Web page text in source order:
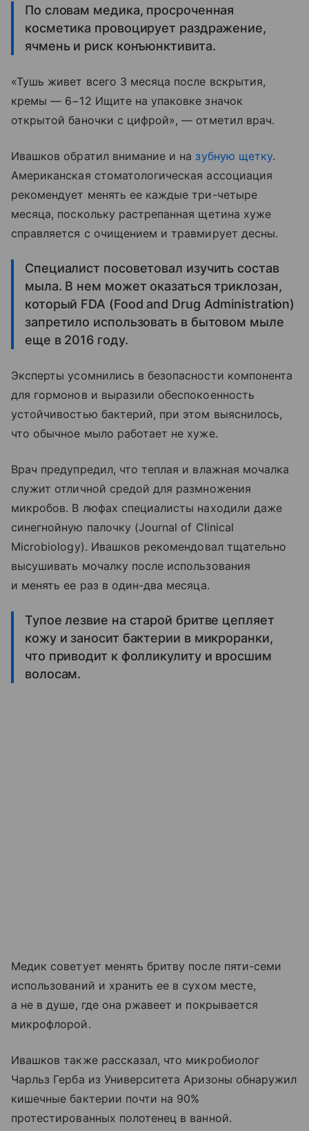
По словам медика, просроченная
косметика провоцирует раздражение,
ячмень и риск конъюнктивита.
«Тушь живет всего 3 месяца после вскрытия,
кремы — 6−12 Ищите на упаковке значок
открытой баночки с цифрой», — отметил врач.
Ивашков обратил внимание и на зубную щетку.
Американская стоматологическая ассоциация
рекомендует менять ее каждые три-четыре
месяца, поскольку растрепанная щетина хуже
справляется с очищением и травмирует десны.
Специалист посоветовал изучить состав
мыла. В нем может оказаться триклозан,
который FDA (Food and Drug Administration)
запретило использовать в бытовом мыле
еще в 2016 году.
Эксперты усомнились в безопасности компонента
для гормонов и выразили обеспокоенность
устойчивостью бактерий, при этом выяснилось,
что обычное мыло работает не хуже.
Врач предупредил, что теплая и влажная мочалка
служит отличной средой для размножения
микробов. В люфах специалисты находили даже
синегнойную палочку (Journal of Clinical
Microbiology). Ивашков рекомендовал тщательно
высушивать мочалку после использования
и менять ее раз в один-два месяца.
Тупое лезвие на старой бритве цепляет
кожу и заносит бактерии в микроранки,
что приводит к фолликулиту и вросшим
волосам.
Медик советует менять бритву после пяти-семи
использований и хранить ее в сухом месте,
а не в душе, где она ржавеет и покрывается
микрофлорой.
Ивашков также рассказал, что микробиолог
Чарльз Герба из Университета Аризоны обнаружил
кишечные бактерии почти на 90%
протестированных полотенец в ванной.